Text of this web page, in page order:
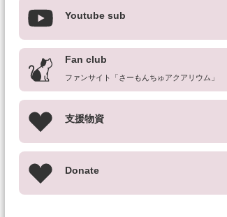
Youtube sub
Fan club
ファンサイト「さーもんちゅアクアリウム」
支援物資
Donate